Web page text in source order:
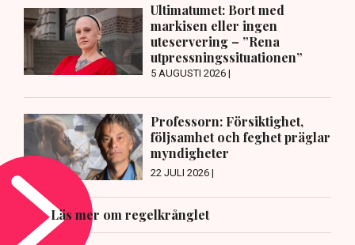
Ultimatumet: Bort med
markisen eller ingen
uteservering – ”Rena
utpressningssituationen”
5 AUGUSTI 2026 |
Professorn: Försiktighet,
följsamhet och feghet präglar
myndigheter
22 JULI 2026 |
Läs mer om regelkrånglet